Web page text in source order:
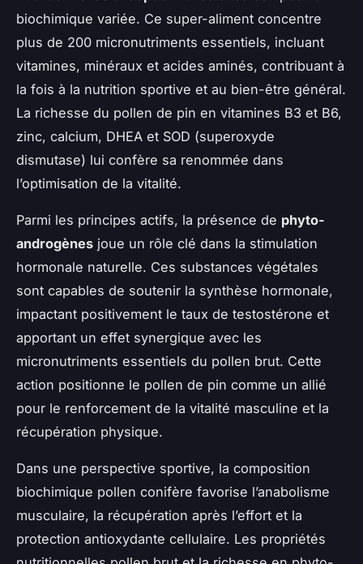
biochimique variée. Ce super-aliment concentre
plus de 200 micronutriments essentiels, incluant
vitamines, minéraux et acides aminés, contribuant à
la fois à la nutrition sportive et au bien-être général.
La richesse du pollen de pin en vitamines B3 et B6,
zinc, calcium, DHEA et SOD (superoxyde
dismutase) lui confère sa renommée dans
l’optimisation de la vitalité.
Parmi les principes actifs, la présence de phyto-
androgènes joue un rôle clé dans la stimulation
hormonale naturelle. Ces substances végétales
sont capables de soutenir la synthèse hormonale,
impactant positivement le taux de testostérone et
apportant un effet synergique avec les
micronutriments essentiels du pollen brut. Cette
action positionne le pollen de pin comme un allié
pour le renforcement de la vitalité masculine et la
récupération physique.
Dans une perspective sportive, la composition
biochimique pollen conifère favorise l’anabolisme
musculaire, la récupération après l’effort et la
protection antioxydante cellulaire. Les propriétés